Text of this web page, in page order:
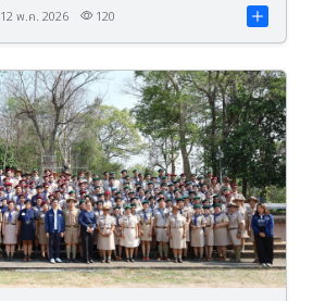
12 พ.ค. 2026 120